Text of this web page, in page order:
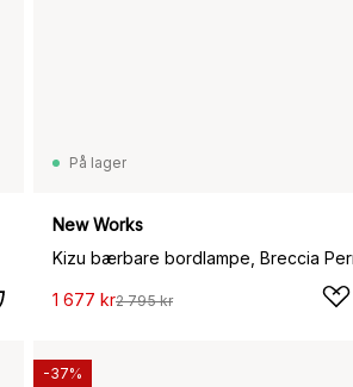
På lager
New Works
1 677 kr2 795 kr
-37%